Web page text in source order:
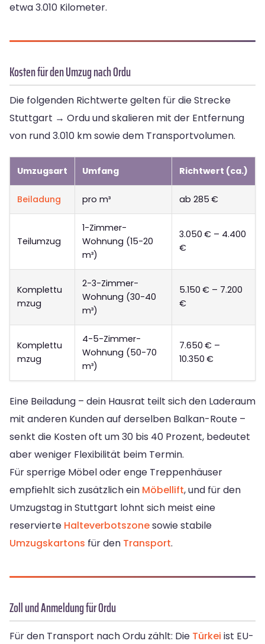
etwa 3.010 Kilometer.
Kosten für den Umzug nach Ordu
Die folgenden Richtwerte gelten für die Strecke
Stuttgart → Ordu und skalieren mit der Entfernung
von rund 3.010 km sowie dem Transportvolumen.
Umzugsart Umfang Richtwert (ca.)
Beiladung pro m³ ab 285 €
Teilumzug
1-Zimmer-
Wohnung (15-20
m³)
3.050 € – 4.400
€
Komplettu
mzug
2-3-Zimmer-
Wohnung (30-40
m³)
5.150 € – 7.200
€
Komplettu
mzug
4-5-Zimmer-
Wohnung (50-70
m³)
7.650 € –
10.350 €
Eine Beiladung – dein Hausrat teilt sich den Laderaum
mit anderen Kunden auf derselben Balkan-Route –
senkt die Kosten oft um 30 bis 40 Prozent, bedeutet
aber weniger Flexibilität beim Termin.
Für sperrige Möbel oder enge Treppenhäuser
empfiehlt sich zusätzlich ein Möbellift, und für den
Umzugstag in Stuttgart lohnt sich meist eine
reservierte Halteverbotszonesowie stabile
Umzugskartons für den Transport.
Zoll und Anmeldung für Ordu
Für den Transport nach Ordu zählt: Die Türkei ist EU-